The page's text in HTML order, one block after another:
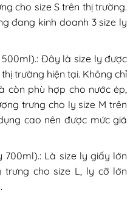
cho size S trên thị trường.
đang kinh doanh 3 size ly
Đây là size ly được
trường hiện tại. Không chỉ
còn phù hợp cho nước ép,
trưng cho ly size M trên
cao nên được mức giá
700ml).: Là size ly giấy lớn
trưng cho size L, ly cỡ lớn